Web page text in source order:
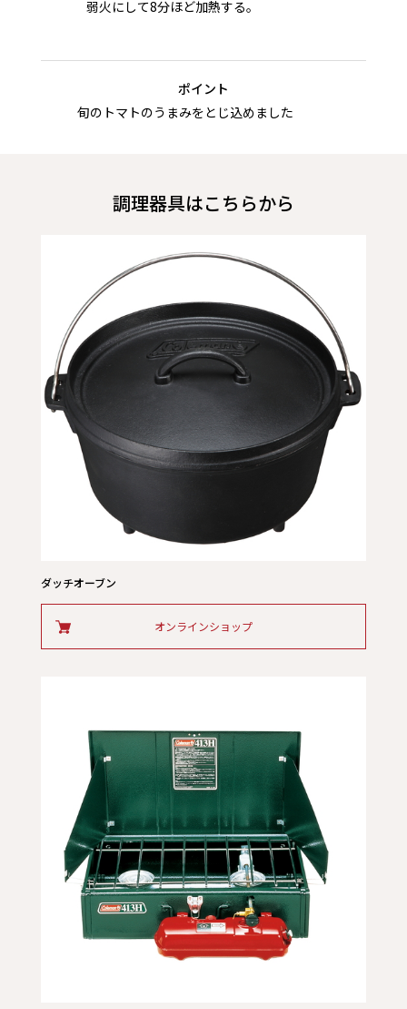
弱火にして8分ほど加熱する。
ポイント
旬のトマトのうまみをとじ込めました
調理器具はこちらから
ダッチオーブン
オンラインショップ